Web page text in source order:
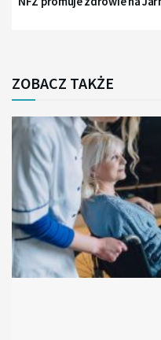
ZOBACZ TAKŻE